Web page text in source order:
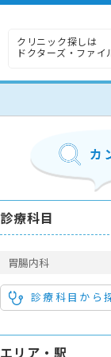
クリニック探しは
ドクターズ・ファイ
診療科目
胃腸内科
診療科目から
エリア・駅